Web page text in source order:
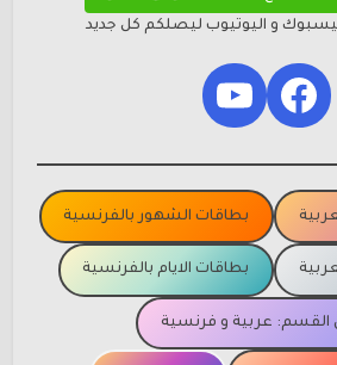
و اليوتيوب ليصلكم كل جديد
Facebook
YouTube
بطاقات الشهور بالفرنسية
بطاقات الايام بالفرنسية
القسم: عربية و فرنسية